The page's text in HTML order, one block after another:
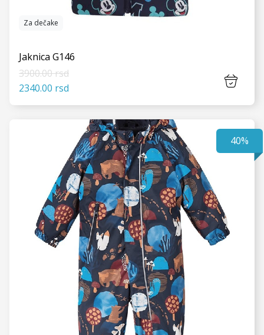
VIDI JOŠ
Za dečake
Jaknica G146
3900.00 rsd
2340.00 rsd
40%